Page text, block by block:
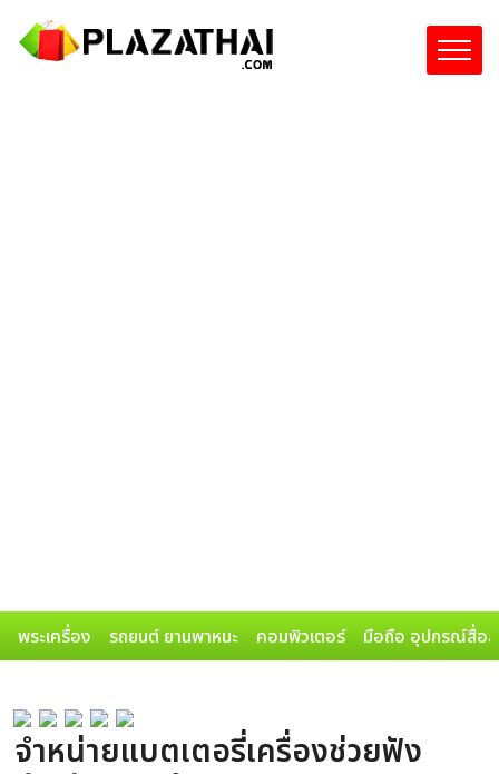
พระเครื่อง รถยนต์ ยานพาหนะ คอมพิวเตอร์ มือถือ อุปกรณ์สื่อส
จำหน่ายแบตเตอรี่เครื่องช่วยฟัง